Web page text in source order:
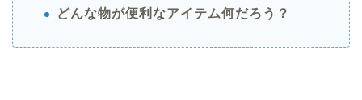
どんな物が便利なアイテム何だろう？